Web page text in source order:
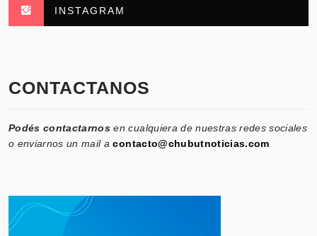
INSTAGRAM
CONTACTANOS
Podés contactarnos en cualquiera de nuestras redes sociales
o enviarnos un mail acontacto@chubutnoticias.com